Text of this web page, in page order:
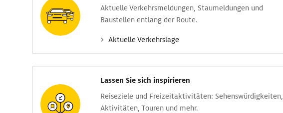
Aktuelle Verkehrs­meldungen, Stau­meldungen und
Baustellen entlang der Route.
Aktuelle Verkehrs­lage
Lassen Sie sich inspirieren
Reise­ziele und Freizeit­aktivitäten: Sehens­würdig­keiten,
Aktivitäten, Touren und mehr.